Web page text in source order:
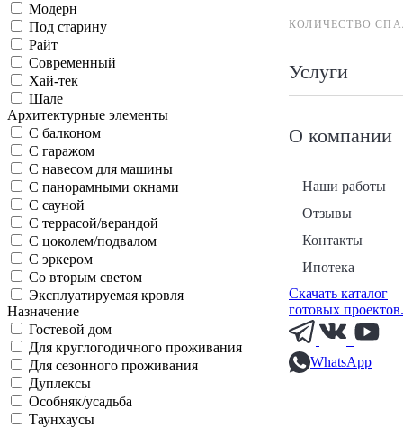
КОЛИЧЕСТВО
Услуги
О компании
Наши работы
Отзывы
Контакты
Ипотека
Скачать каталог
готовых
WhatsApp
Модерн
Под старину
Райт
Современный
Хай-тек
Шале
Архитектурные элементы
С балконом
С гаражом
С навесом для машины
С панорамными окнами
С сауной
С террасой/верандой
С цоколем/подвалом
С эркером
Со вторым светом
Эксплуатируемая кровля
Назначение
Гостевой дом
Для круглогодичного проживания
Для сезонного проживания
Дуплексы
Особняк/усадьба
Таунхаусы